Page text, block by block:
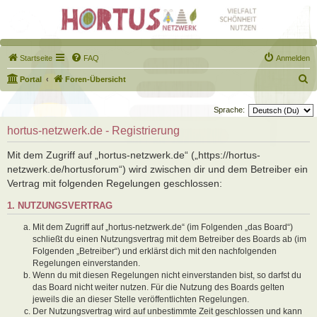
Startseite FAQ Anmelden
Portal Foren-Übersicht
u
c
Sprache:
hortus-netzwerk.de - Registrierung
Mit dem Zugriff auf „hortus-netzwerk.de“ („https://hortus-
netzwerk.de/hortusforum“) wird zwischen dir und dem Betreiber ein
Vertrag mit folgenden Regelungen geschlossen:
1. NUTZUNGSVERTRAG
Mit dem Zugriff auf „hortus-netzwerk.de“ (im Folgenden „das Board“)
schließt du einen Nutzungsvertrag mit dem Betreiber des Boards ab (im
Folgenden „Betreiber“) und erklärst dich mit den nachfolgenden
Regelungen einverstanden.
Wenn du mit diesen Regelungen nicht einverstanden bist, so darfst du
das Board nicht weiter nutzen. Für die Nutzung des Boards gelten
jeweils die an dieser Stelle veröffentlichten Regelungen.
Der Nutzungsvertrag wird auf unbestimmte Zeit geschlossen und kann